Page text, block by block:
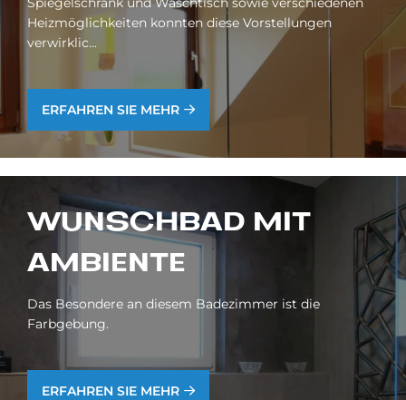
Heizmöglichkeiten konnten diese Vorstellungen
verwirklic...
ERFAHREN SIE MEHR
WUNSCH­BAD MIT
AM­BI­EN­TE
Das Besondere an diesem Badezimmer ist die
Farbgebung.
ERFAHREN SIE MEHR